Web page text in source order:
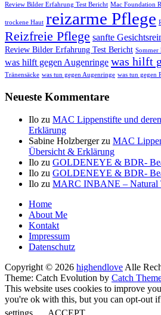
Review Bilder Erfahrung Test Bericht Mac Foundation
trockene Haut reizarme Pflege
Reizfreie Pflege sanfte
Review Bilder Erfahrung Test Bericht Sommer
was hilft gegen Augenringe was hilft
Tränensäcke was tun gegen Augenringe was tun gegen
Neueste Kommentare
Ilo zu MAC Lippenstifte und
Erklärung
Sabine Holzbergerzu MAC
Übersicht & Erklärung
Ilo zu GOLDENEYE & BDR-
Ilo zu GOLDENEYE & BDR-
Ilo zu MARC INBANE – Natural
Seitenfuß-
Menü
Home
About Me
Kontakt
Impressum
Datenschutz
Copyright © 2026 highendlove Alle
Theme: Catch Evolution by Catch
This website uses cookies to improve
you're ok with this, but you can opt-out